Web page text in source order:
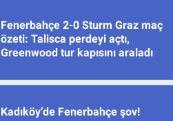
Fenerbahçe 2-0 Sturm Graz maç
özeti: Talisca perdeyi açtı,
Greenwood tur kapısını araladı
Kadıköy’de Fenerbahçe şov!